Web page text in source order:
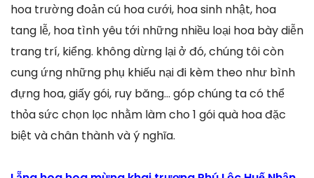
hoa trường đoản cú hoa cưới, hoa sinh nhật, hoa
tang lễ, hoa tình yêu tới những nhiều loại hoa bày diễn
trang trí, kiểng. không dừng lại ở đó, chúng tôi còn
cung ứng những phụ khiếu nại đi kèm theo như bình
đựng hoa, giấy gói, ruy băng… góp chúng ta có thể
thỏa sức chọn lọc nhằm làm cho 1 gói quà hoa đặc
biệt và chân thành và ý nghĩa.